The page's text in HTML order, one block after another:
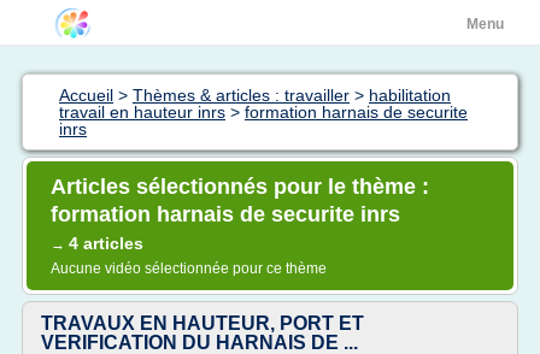
Menu
Accueil > Thèmes & articles : travailler > habilitation
travail en hauteur inrs > formation harnais de securite
inrs
Articles sélectionnés pour le thème :
formation harnais de securite inrs
→ 4 articles
Aucune vidéo sélectionnée pour ce thème
TRAVAUX EN HAUTEUR, PORT ET
VERIFICATION DU HARNAIS DE ...